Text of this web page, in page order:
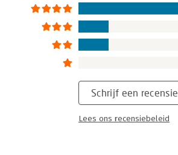
Schrijf een recensie
Lees ons recensiebeleid